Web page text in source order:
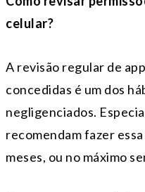
celular?
A revisão regular de
concedidas é um dos
negligenciados.
recomendam fazer
meses, ou no máximo